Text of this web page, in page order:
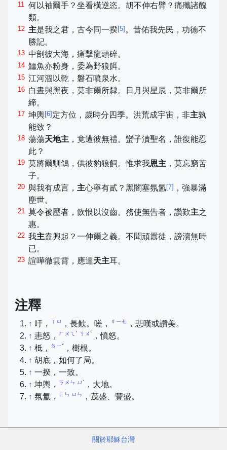
11 何以袖爾手？坐看橫逆恣。胡不伸右臂？痛殲諸醜
類。
12 主是我之君，古今同一揆 [5] 。昔佑我先民，功德不
勝記。
13 中剖彼大海，痛擊龍頭碎。
14 鱷魚亦粉身，委為野狼餌。
15 江河涸以乾，磐石噴泉水。
16 白晝與黑夜，莫非爾所隸。日月與星辰，莫非爾所
締。
17 坤輿[6] 定方位，歲時分四季。洪荒成宇宙，非主孰
能致？
18 蕩蕩天地主 ，竟遭彼無禮。蠻子瀆聖名，誰復能忍
此？
19 莫將爾馴鴿，供彼豹狼飼。惟求我恩主 ，莫忘窮苦
子。
20 與我有成言，主心寧有貳？黑闇塞氛氳[7] ，強暴滿
塵世。
21 莫令被壓者，飲恨以沒齒。務使無告者，讚歎主之
惠。
22 我主盍興起？一伸爾之義。不聞頑囂徒，謗瀆無時
已。
23 諠嘩徹雲霄，應達天主耳。
注釋
↑ 吁， ㄒㄩ ，長歎。嗟， ㄐㄧㄝ
，悲嘆或讚美。
↑ 恚怒， ㄏㄨㄟˋ ㄋㄨˋ
，憤怒。
↑ 柢， ㄉㄧˇ ，樹根。
↑ 胡底，如何了局。
↑ 一揆，一致。
↑ 坤輿， ㄎㄨㄣ ㄩˊ
，大地。
↑ 氛氳， ㄈㄣ ㄩㄣ ，茂盛、豐盛。
關於耶穌台灣